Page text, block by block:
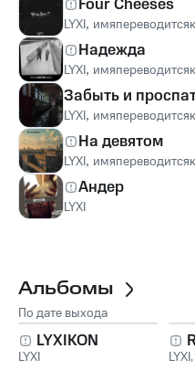
Four Cheeses
LYXI,
Надежда
LYXI,
Забыть и
LYXI,
На девятом
LYXI,
Андер
LYXI
Альбомы
По дате выхода
LYXIKON
LYXI LYXI